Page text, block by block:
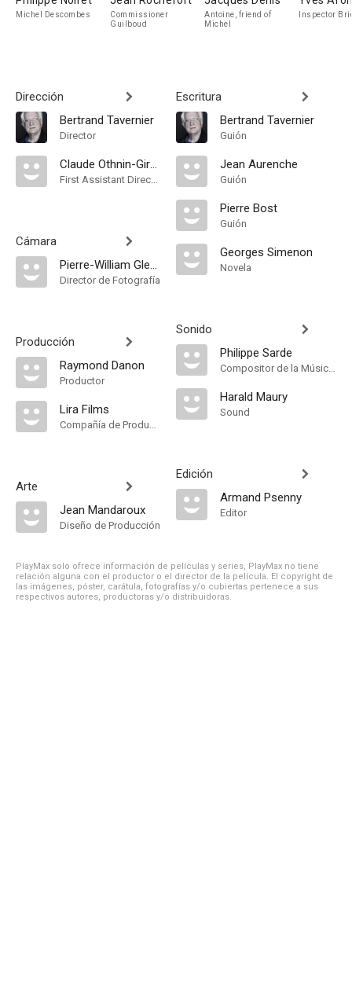
Michel Descombes
Commissioner
Guilboud
Antoine, friend of
Michel
Inspector
Dirección
Bertrand Tavernier
Director
Claude Othnin-Girard
First Assistant Director
Cámara
Pierre-William Glenn
Director de Fotografía
Producción
Raymond Danon
Productor
Lira Films
Compañía de Produccion
Arte
Jean Mandaroux
Diseño de Producción
Escritura
Bertrand Tavernier
Guión
Jean Aurenche
Guión
Pierre Bost
Guión
Georges Simenon
Novela
Sonido
Philippe Sarde
Compositor de la Música Original
Harald Maury
Sound
Edición
Armand Psenny
Editor
PlayMax solo ofrece información de películas y series, PlayMax no tiene
relación alguna con el productor o el director de la película. El copyright de
las imágenes, póster, carátula, fotografías y/o cubiertas pertenece a sus
respectivos autores, productoras y/o distribuidoras.